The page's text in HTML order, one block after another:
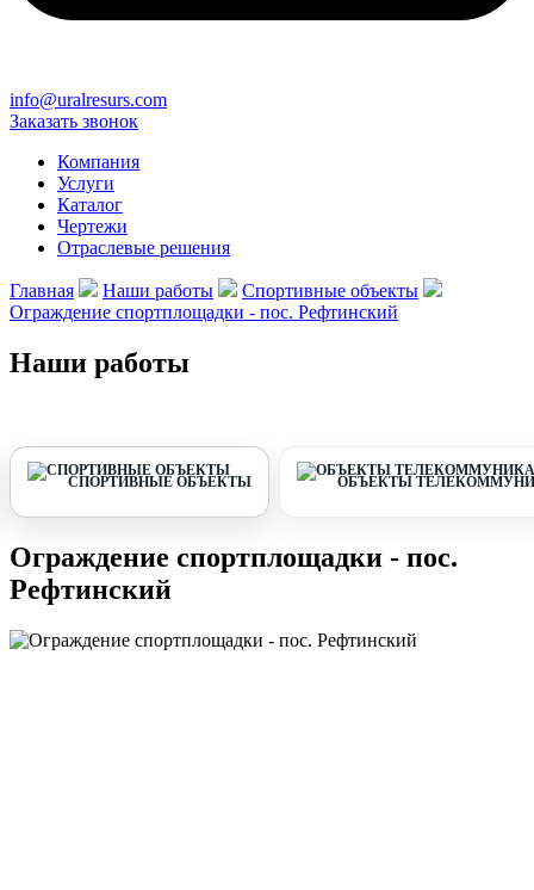
info@uralresurs.com
Заказать звонок
Компания
Услуги
Каталог
Чертежи
Отраслевые решения
Главная Наши работы
Спортивные объекты
Ограждение спортплощадки - пос. Рефтинский
Наши работы
СПОРТИВНЫЕ ОБЪЕКТЫ ОБЪЕКТЫ
Ограждение спортплощадки - пос.
Рефтинский